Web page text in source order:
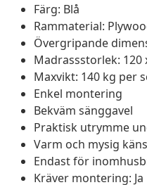
Färg: Blå
Rammaterial:
Övergripande
Madrassstorlek: 120
Maxvikt: 140 kg per
Enkel montering
Bekväm sänggavel
Praktisk utrymme
Varm och mysig
Endast för
Kräver montering: Ja